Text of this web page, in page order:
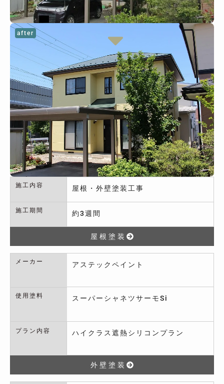
after
施工内容 屋根・外壁塗装工事
施工期間 約3週間
屋根塗装
メーカー アステックペイント
使用塗料 スーパーシャネツサーモSi
プラン内容 ハイクラス遮熱シリコンプラン
外壁塗装